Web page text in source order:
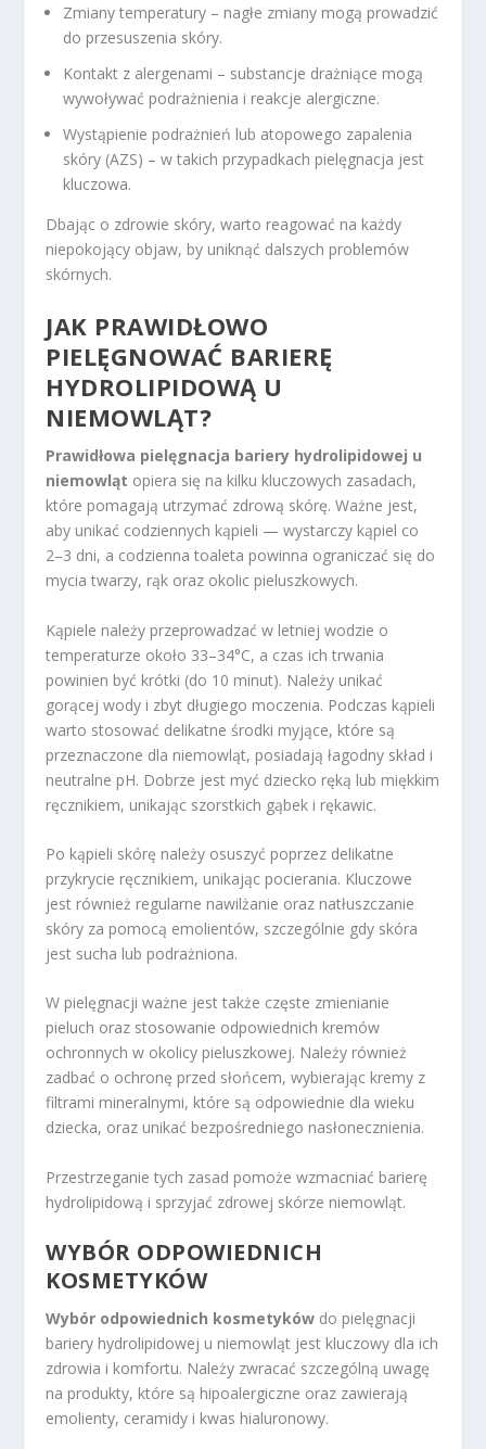
Zmiany temperatury – nagłe zmiany mogą prowadzić
do przesuszenia skóry.
Kontakt z alergenami – substancje drażniące mogą
wywoływać podrażnienia i reakcje alergiczne.
Wystąpienie podrażnień lub atopowego zapalenia
skóry (AZS) – w takich przypadkach pielęgnacja jest
kluczowa.
Dbając o zdrowie skóry, warto reagować na każdy
niepokojący objaw, by uniknąć dalszych problemów
skórnych.
JAK PRAWIDŁOWO
PIELĘGNOWAĆ BARIERĘ
HYDROLIPIDOWĄ U
NIEMOWLĄT?
Prawidłowa pielęgnacja bariery hydrolipidowej u
niemowląt opiera się na kilku kluczowych zasadach,
które pomagają utrzymać zdrową skórę. Ważne jest,
aby unikać codziennych kąpieli — wystarczy kąpiel co
2–3 dni, a codzienna toaleta powinna ograniczać się do
mycia twarzy, rąk oraz okolic pieluszkowych.
Kąpiele należy przeprowadzać w letniej wodzie o
temperaturze około 33–34°C, a czas ich trwania
powinien być krótki (do 10 minut). Należy unikać
gorącej wody i zbyt długiego moczenia. Podczas kąpieli
warto stosować delikatne środki myjące, które są
przeznaczone dla niemowląt, posiadają łagodny skład i
neutralne pH. Dobrze jest myć dziecko ręką lub miękkim
ręcznikiem, unikając szorstkich gąbek i rękawic.
Po kąpieli skórę należy osuszyć poprzez delikatne
przykrycie ręcznikiem, unikając pocierania. Kluczowe
jest również regularne nawilżanie oraz natłuszczanie
skóry za pomocą emolientów, szczególnie gdy skóra
jest sucha lub podrażniona.
W pielęgnacji ważne jest także częste zmienianie
pieluch oraz stosowanie odpowiednich kremów
ochronnych w okolicy pieluszkowej. Należy również
zadbać o ochronę przed słońcem, wybierając kremy z
filtrami mineralnymi, które są odpowiednie dla wieku
dziecka, oraz unikać bezpośredniego nasłonecznienia.
Przestrzeganie tych zasad pomoże wzmacniać barierę
hydrolipidową i sprzyjać zdrowej skórze niemowląt.
WYBÓR ODPOWIEDNICH
KOSMETYKÓW
Wybór odpowiednich kosmetyków do pielęgnacji
bariery hydrolipidowej u niemowląt jest kluczowy dla ich
zdrowia i komfortu. Należy zwracać szczególną uwagę
na produkty, które są hipoalergiczne oraz zawierają
emolienty, ceramidy i kwas hialuronowy.